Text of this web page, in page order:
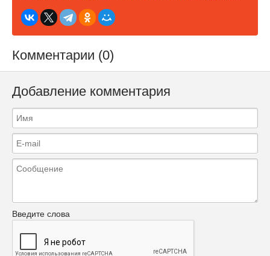
Комментарии (0)
Добавление комментария
Введите слова